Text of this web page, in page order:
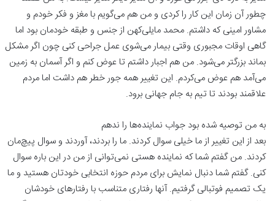
چطور آن زمان این کار را کردی و من هم می‌گویم با مغز و فکر خودم و
مشاور امینی که داشتم. محمد مایلی‌کهن از جنس و طبقه خودمان بود اما
گاهی اوقات مجبوری وقتی بیمار می‌شوی عمل جراحی کنی چون اگر مشکل
بماند بزرگتر می‌شود. من هم اجبار داشتم تا عوض کنم و اگر آسمان به زمین
می‌آمد هم عوض می‌کردم. این تغییر همه جور خطر هم داشت اما مردم
علاقمند بودند تا تیم به جام جهانی برود.
به من توصیه شده بود جواب نماینده‌ها را ندهم
بعد از این تغییر از ما خیلی سوال کردند. ما را بردند، آوردند و سوال پیچ‌مان
کردند. من گفتم شما که نماینده هستی نمی‌توانی از من در این باره سوال
کنی. گفتم شما دنبال نمایش برای مردم حوزه انتخابی خودتان هستید و ما
یک تصمیم فوتبالی گرفتیم. آنها رفتاری متناسب با رفتارهای خودشان